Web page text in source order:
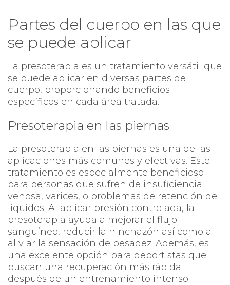
Partes del cuerpo en las que
se puede aplicar
La presoterapia es un tratamiento versátil que
se puede aplicar en diversas partes del
cuerpo, proporcionando beneficios
específicos en cada área tratada.
Presoterapia en las piernas
La presoterapia en las piernas es una de las
aplicaciones más comunes y efectivas. Este
tratamiento es especialmente beneficioso
para personas que sufren de insuficiencia
venosa, varices, o problemas de retención de
líquidos. Al aplicar presión controlada, la
presoterapia ayuda a mejorar el flujo
sanguíneo, reducir la hinchazón así como a
aliviar la sensación de pesadez. Además, es
una excelente opción para deportistas que
buscan una recuperación más rápida
después de un entrenamiento intenso.